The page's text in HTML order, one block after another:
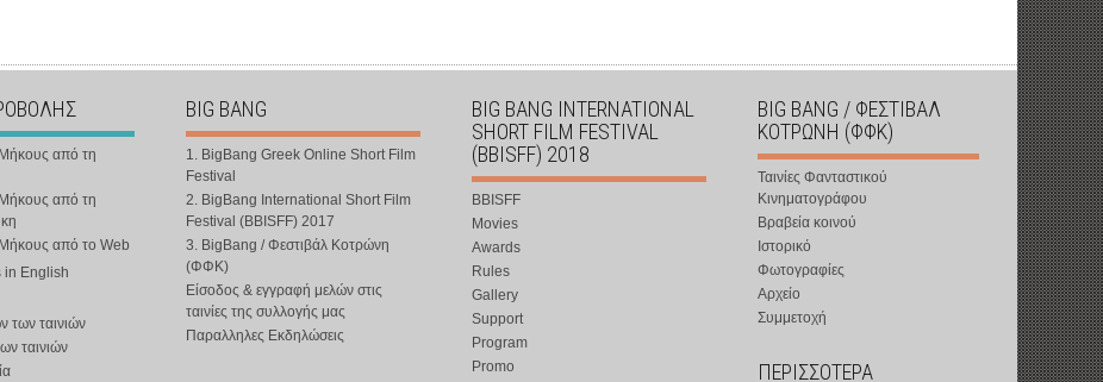
Μήκους από τη
Μήκους από τη
Μήκους από το Web
in English
των ταινιών
ταινιών
BIG BANG
1. BigBang Greek Online Short Film
Festival
2. BigBang International Short Film
Festival (BBISFF) 2017
3. BigBang / Φεστιβάλ Κοτρώνη
(ΦΦΚ)
Είσοδος & εγγραφή μελών στις
ταινίες της συλλογής μας
Παραλληλες Εκδηλώσεις
BIG BANG INTERNATIONAL
SHORT FILM FESTIVAL
(BBISFF) 2018
BBISFF
Movies
Awards
Rules
Gallery
Support
Program
Promo
BIG BANG / ΦΕΣΤΙΒΑΛ
ΚΟΤΡΩΝΗ (ΦΦΚ)
Ταινίες Φανταστικού
Κινηματογράφου
Βραβεία κοινού
Ιστορικό
Φωτογραφίες
Αρχείο
Συμμετοχή
ΠΕΡΙΣΣΟΤΕΡΑ